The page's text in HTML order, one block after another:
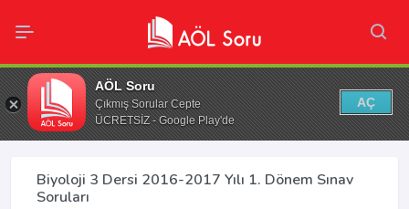
AÖL Soru
Çıkmış Sorular Cepte
ÜCRETSİZ - Google Play'de
AÇ
Biyoloji 3 Dersi 2016-2017 Yılı 1. Dönem Sınav
Soruları